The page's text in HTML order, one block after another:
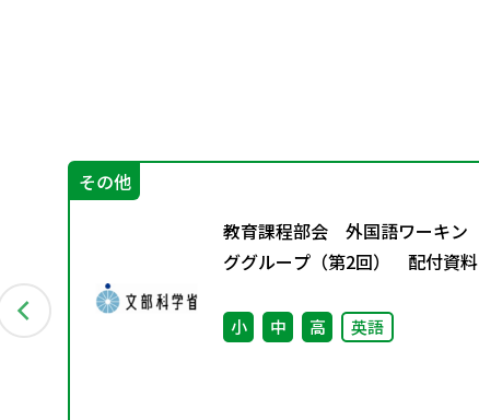
その他
教育課程部会 外国語ワーキン
ググループ（第2回） 配付資料
小 中 高 英語